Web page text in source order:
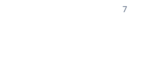
s
o
7R